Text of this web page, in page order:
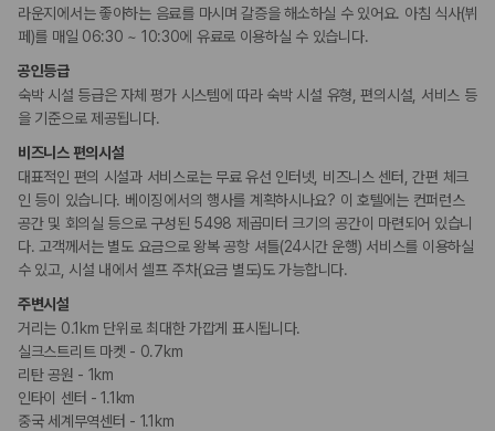
흡연 시설
라운지에서는 좋아하는 음료를 마시며 갈증을 해소하실 수 있어요. 아침 식사(뷔
페)를 매일 06:30 ~ 10:30에 유료로 이용하실 수 있습니다.
공인등급
숙박 시설 등급은 자체 평가 시스템에 따라 숙박 시설 유형, 편의시설, 서비스 등
을 기준으로 제공됩니다.
비즈니스 편의시설
대표적인 편의 시설과 서비스로는 무료 유선 인터넷, 비즈니스 센터, 간편 체크
인 등이 있습니다. 베이징에서의 행사를 계획하시나요? 이 호텔에는 컨퍼런스
공간 및 회의실 등으로 구성된 5498 제곱미터 크기의 공간이 마련되어 있습니
다. 고객께서는 별도 요금으로 왕복 공항 셔틀(24시간 운행) 서비스를 이용하실
수 있고, 시설 내에서 셀프 주차(요금 별도)도 가능합니다.
주변시설
거리는 0.1km 단위로 최대한 가깝게 표시됩니다.
실크스트리트 마켓 - 0.7km
리탄 공원 - 1km
인타이 센터 - 1.1km
중국 세계무역센터 - 1.1km